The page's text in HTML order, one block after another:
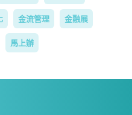
金流管理 金融展
馬上辦